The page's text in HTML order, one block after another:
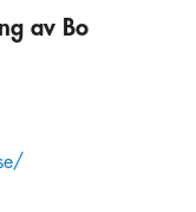
av Bo